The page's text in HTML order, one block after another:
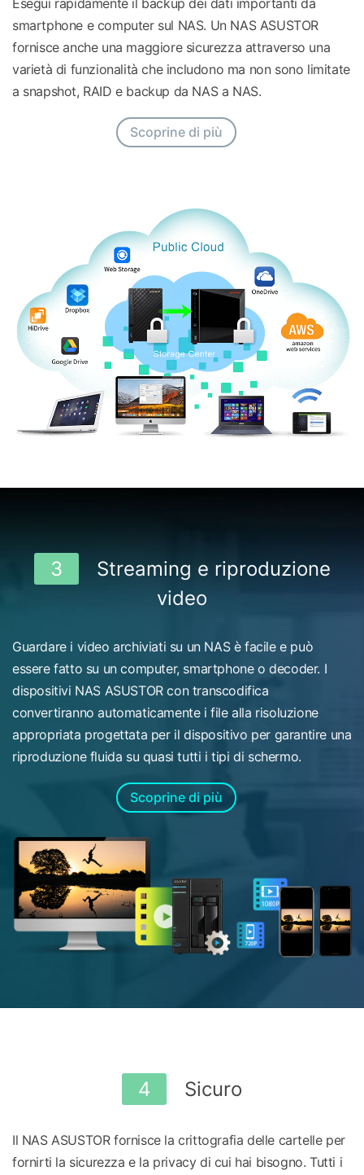
Esegui rapidamente il backup dei dati importanti da
smartphone e computer sul NAS. Un NAS ASUSTOR
fornisce anche una maggiore sicurezza attraverso una
varietà di funzionalità che includono ma non sono limitate
a snapshot, RAID e backup da NAS a NAS.
Scoprine di più
3
Streaming e riproduzione
video
Guardare i video archiviati su un NAS è facile e può
essere fatto su un computer, smartphone o decoder. I
dispositivi NAS ASUSTOR con transcodifica
convertiranno automaticamente i file alla risoluzione
appropriata progettata per il dispositivo per garantire una
riproduzione fluida su quasi tutti i tipi di schermo.
Scoprine di più
4 Sicuro
Il NAS ASUSTOR fornisce la crittografia delle cartelle per
fornirti la sicurezza e la privacy di cui hai bisogno. Tutti i